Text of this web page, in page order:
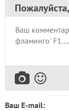
Ваш E-mail: